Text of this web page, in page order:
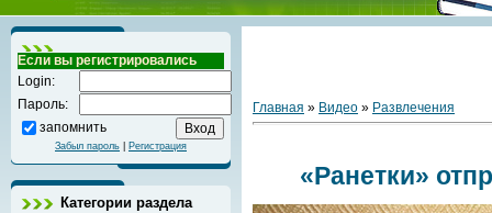
Если вы регистрировались
Login:
Пароль:
запомнить
Забыл пароль Регистрация
Категории раздела
Главная » Видео » Развлечения
«Ранетки»